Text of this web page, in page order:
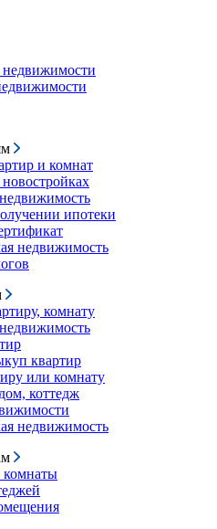
и комнат
ипотеки
недвижимость
комнату
квартир
или комнату
коттедж
недвижимость